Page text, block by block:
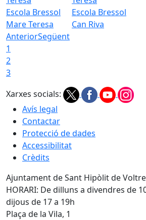
Escola Bressol
Mare Teresa
Escola Bressol
Can Riva
AnteriorSegüent
1
2
3
Xarxes socials:
Avís legal
Contactar
Protecció de dades
Accessibilitat
Crèdits
Ajuntament de Sant Hipòlit de
HORARI: De dilluns a divendres de
dijous de 17 a 19h
Plaça de la Vila, 1